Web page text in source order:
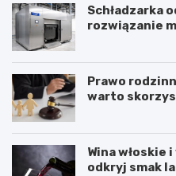
Schładzarka
rozwiązanie
Prawo
warto
Wina włoskie
odkryj smak